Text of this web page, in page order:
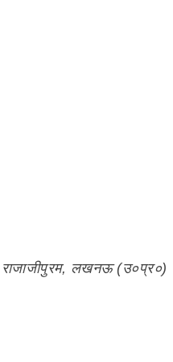
राजाजीपुरम, लखनऊ (उ०प्र०)